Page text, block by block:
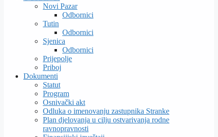
Novi Pazar
Odbornici
Tutin
Odbornici
Sjenica
Odbornici
Prijepolje
Priboj
Dokumenti
Statut
Program
Osnivački akt
Odluka o imenovanju zastupnika Stranke
Plan djelovanja u cilju ostvarivanja rodne
ravnopravnosti